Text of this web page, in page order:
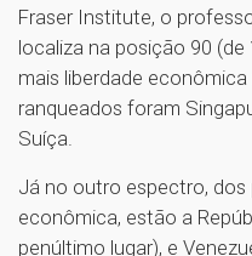
Fraser Institute, o
localiza na posição 90
mais liberdade
ranqueados foram
Suíça.
Já no outro espectro, dos
econômica, estão a
penúltimo lugar), e